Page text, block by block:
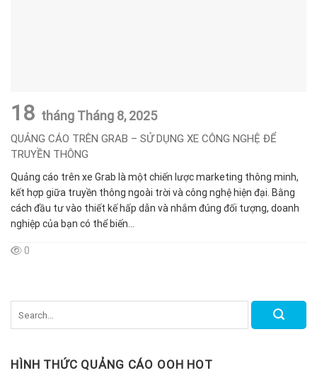
18 tháng Tháng 8, 2025
QUẢNG CÁO TRÊN GRAB – SỬ DỤNG XE CÔNG NGHỆ ĐỂ
TRUYỀN THÔNG
Quảng cáo trên xe Grab là một chiến lược marketing thông minh,
kết hợp giữa truyền thông ngoài trời và công nghệ hiện đại. Bằng
cách đầu tư vào thiết kế hấp dẫn và nhắm đúng đối tượng, doanh
nghiệp của bạn có thể biến...
0
HÌNH THỨC QUẢNG CÁO OOH HOT